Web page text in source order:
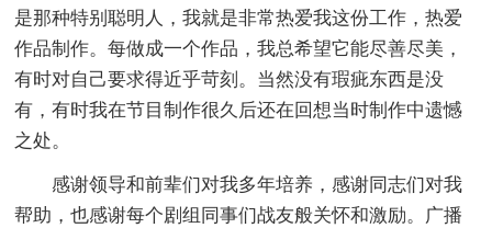
是那种特别聪明人，我就是非常热爱我这份工作，热爱
作品制作。每做成一个作品，我总希望它能尽善尽美，
有时对自己要求得近乎苛刻。当然没有瑕疵东西是没
有，有时我在节目制作很久后还在回想当时制作中遗憾
之处。
感谢领导和前辈们对我多年培养，感谢同志们对我
帮助，也感谢每个剧组同事们战友般关怀和激励。广播